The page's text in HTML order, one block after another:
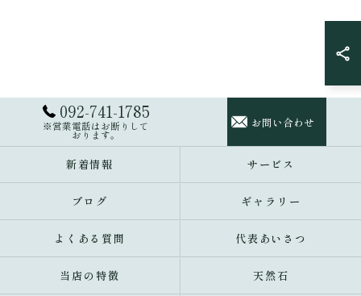
092-741-1785
※営業電話はお断りして
おります。
お問い合わせ
新着情報 サービス
ブログ ギャラリー
よくある質問 代表あいさつ
当店の特徴 天然石